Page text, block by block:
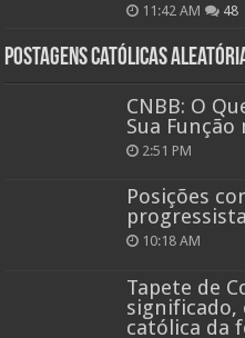
11:42 AM 48
Postagens católicas
CNBB: O
Sua
2:51 PM
Posições
10:18 AM
Tapete de
significado,
católica da